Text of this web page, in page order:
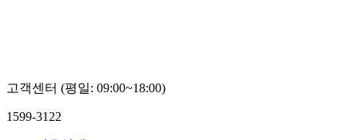
고객센터 (평일: 09:00~18:00)
1599-3122